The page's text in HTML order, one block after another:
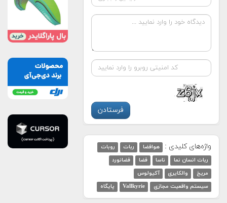
واژه‌های کلیدی : هوافضا ربات
روبات
ربات انسان نما
ناسا فضا
فضانورد
مریخ
والکایری
آکیولوس
سیستم واقعیت مجازی
Vallkyrie پایگاه